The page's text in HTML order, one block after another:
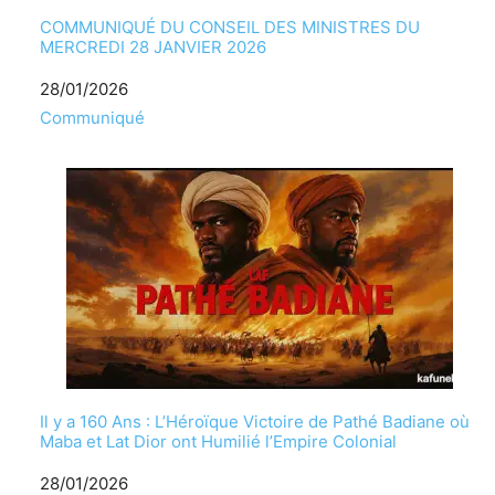
COMMUNIQUÉ DU CONSEIL DES MINISTRES DU
MERCREDI 28 JANVIER 2026
Date
28/01/2026
Par rapport à
Communiqué
Il y a 160 Ans : L’Héroïque Victoire de Pathé Badiane où
Maba et Lat Dior ont Humilié l’Empire Colonial
Date
28/01/2026